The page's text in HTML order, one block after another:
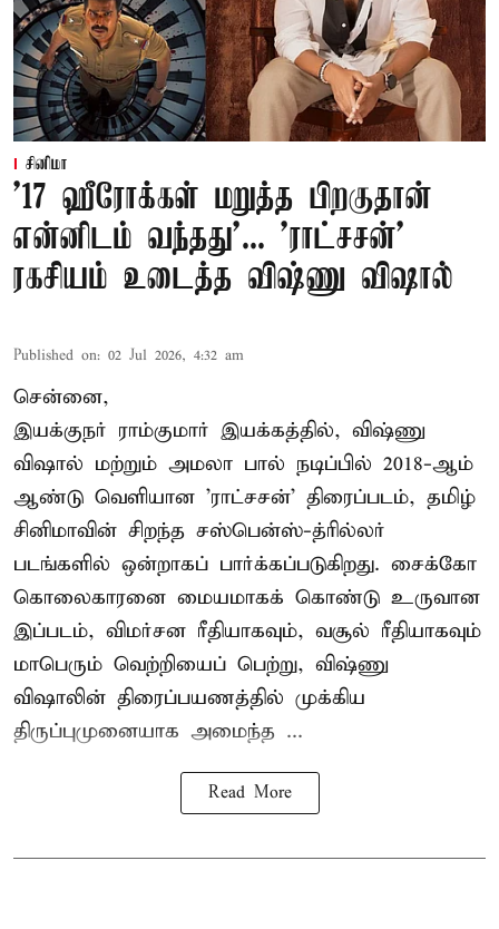
சினிமா
'17 ஹீரோக்கள் மறுத்த பிறகுதான்
என்னிடம் வந்தது'... 'ராட்சசன்'
ரகசியம் உடைத்த விஷ்ணு விஷால்
Published on: 02 Jul 2026, 4:32 am
சென்னை,
இயக்குநர் ராம்குமார் இயக்கத்தில், விஷ்ணு
விஷால் மற்றும் அமலா பால் நடிப்பில் 2018-ஆம்
ஆண்டு வெளியான 'ராட்சசன்' திரைப்படம், தமிழ்
சினிமாவின் சிறந்த சஸ்பென்ஸ்-த்ரில்லர்
படங்களில் ஒன்றாகப் பார்க்கப்படுகிறது. சைக்கோ
கொலைகாரனை மையமாகக் கொண்டு உருவான
இப்படம், விமர்சன ரீதியாகவும், வசூல் ரீதியாகவும்
மாபெரும் வெற்றியைப் பெற்று, விஷ்ணு
விஷாலின் திரைப்பயணத்தில் முக்கிய
திருப்புமுனையாக அமைந்த ...
Read More